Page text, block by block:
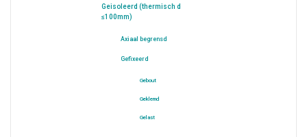
Geisoleerd (thermisch d
≤100mm)
Axiaal begrensd
Gefixeerd
Gebout
Geklemd
Gelast